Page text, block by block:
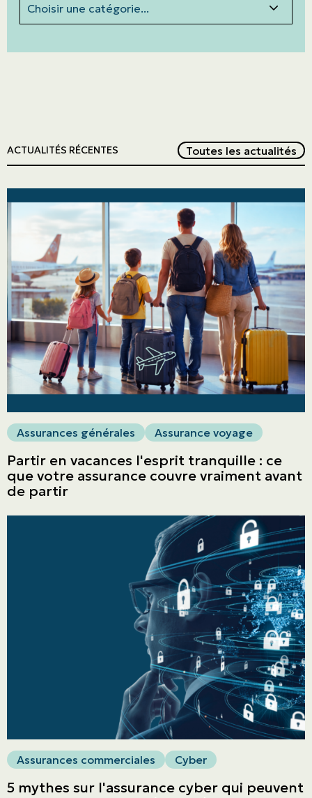
ASSURANCES
Particuliers
Entreprises
Obtenir une soumission
Urgences et réclamations
À propos
ACTUALITÉS RÉCENTES Toutes les actualités
Assurances générales Assurance voyage
Partir en vacances l'esprit tranquille : ce
que votre assurance couvre vraiment avant
de partir
Assurances commerciales Cyber
5 mythes sur l'assurance cyber qui peuvent